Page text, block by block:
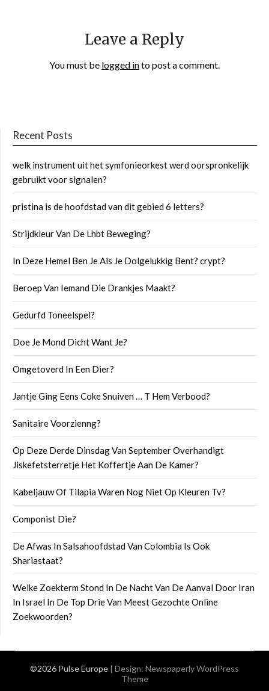
Leave a Reply
You must be logged into post a comment.
Recent Posts
welk instrument uit het symfonieorkest werd oorspronkelijk
gebruikt voor signalen?
pristina is de hoofdstad van dit gebied 6 letters?
Strijdkleur Van De Lhbt Beweging?
In Deze Hemel Ben Je Als Je Dolgelukkig Bent? crypt?
Beroep Van Iemand Die Drankjes Maakt?
Gedurfd Toneelspel?
Doe Je Mond Dicht Want Je?
Omgetoverd In Een Dier?
Jantje Ging Eens Coke Snuiven … T Hem Verbood?
Sanitaire Voorzienng?
Op Deze Derde Dinsdag Van September Overhandigt
Jiskefetsterretje Het Koffertje Aan De Kamer?
Kabeljauw Of Tilapia Waren Nog Niet Op Kleuren Tv?
Componist Die?
De Afwas In Salsahoofdstad Van Colombia Is Ook
Shariastaat?
Welke Zoekterm Stond In De Nacht Van De Aanval Door Iran
In Israel In De Top Drie Van Meest Gezochte Online
Zoekwoorden?
©2026 Pulse Europe | Design: Newspaperly WordPress
Theme